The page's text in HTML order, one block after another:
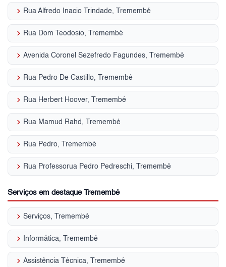
keyboard_arrow_right Rua Alfredo Inacio Trindade, Tremembé
keyboard_arrow_right Rua Dom Teodosio, Tremembé
keyboard_arrow_right Avenida Coronel Sezefredo Fagundes, Tremembé
keyboard_arrow_right Rua Pedro De Castillo, Tremembé
keyboard_arrow_right Rua Herbert Hoover, Tremembé
keyboard_arrow_right Rua Mamud Rahd, Tremembé
keyboard_arrow_right Rua Pedro, Tremembé
keyboard_arrow_right Rua Professorua Pedro Pedreschi, Tremembé
Serviços em destaque Tremembé
keyboard_arrow_right Serviços, Tremembé
keyboard_arrow_right Informática, Tremembé
keyboard_arrow_right Assistência Técnica, Tremembé